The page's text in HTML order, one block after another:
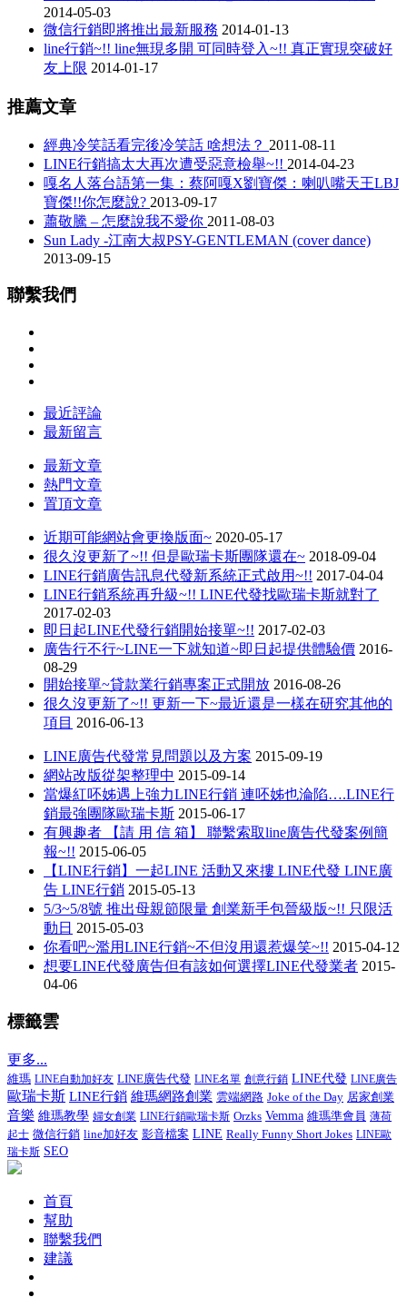
2014-05-03
微信行銷即將推出最新服務 2014-01-13
line行銷~!! line無現多開 可同時登入~!! 真正實現突破好
友上限 2014-01-17
推薦文章
經典冷笑話看完後冷笑話 啥想法？ 2011-08-11
LINE行銷搞太大再次遭受惡意檢舉~!! 2014-04-23
嘎名人落台語第一集：蔡阿嘎X劉寶傑：喇叭嘴天王LBJ
寶傑!!你怎麼說? 2013-09-17
蕭敬騰 – 怎麼說我不愛你 2011-08-03
Sun Lady -江南大叔PSY-GENTLEMAN (cover dance)
2013-09-15
聯繫我們
最近評論
最新留言
最新文章
熱門文章
置頂文章
近期可能網站會更換版面~ 2020-05-17
很久沒更新了~!! 但是歐瑞卡斯團隊還在~ 2018-09-04
LINE行銷廣告訊息代發新系統正式啟用~!! 2017-04-04
LINE行銷系統再升級~!! LINE代發找歐瑞卡斯就對了
2017-02-03
即日起LINE代發行銷開始接單~!! 2017-02-03
廣告行不行~LINE一下就知道~即日起提供體驗價 2016-
08-29
開始接單~貸款業行銷專案正式開放 2016-08-26
很久沒更新了~!! 更新一下~最近還是一樣在研究其他的
項目 2016-06-13
LINE廣告代發常見問題以及方案 2015-09-19
網站改版從架整理中 2015-09-14
當爆紅呸姊遇上強力LINE行銷 連呸姊也淪陷….LINE行
銷最強團隊歐瑞卡斯 2015-06-17
有興趣者 【請 用 信 箱】 聯繫索取line廣告代發案例簡
報~!! 2015-06-05
【LINE行銷】一起LINE 活動又來摟 LINE代發 LINE廣
告 LINE行銷 2015-05-13
5/3~5/8號 推出母親節限量 創業新手包晉級版~!! 只限活
動日 2015-05-03
你看吧~濫用LINE行銷~不但沒用還惹爆笑~!! 2015-04-12
想要LINE代發廣告但有該如何選擇LINE代發業者 2015-
04-06
標籤雲
更多...
維瑪 LINE自動加好友 LINE廣告代發 LINE名單 創意行銷 LINE代發 LINE廣告
歐瑞卡斯 LINE行銷 維瑪網路創業 雲端網路 Joke of the Day 居家創業
音樂 維瑪教學 婦女創業 LINE行銷歐瑞卡斯 Orzks Vemma 維瑪準會員 薄荷
起士 微信行銷 line加好友 影音檔案 LINE Really Funny Short Jokes LINE歐
瑞卡斯 SEO
首頁
幫助
聯繫我們
建議